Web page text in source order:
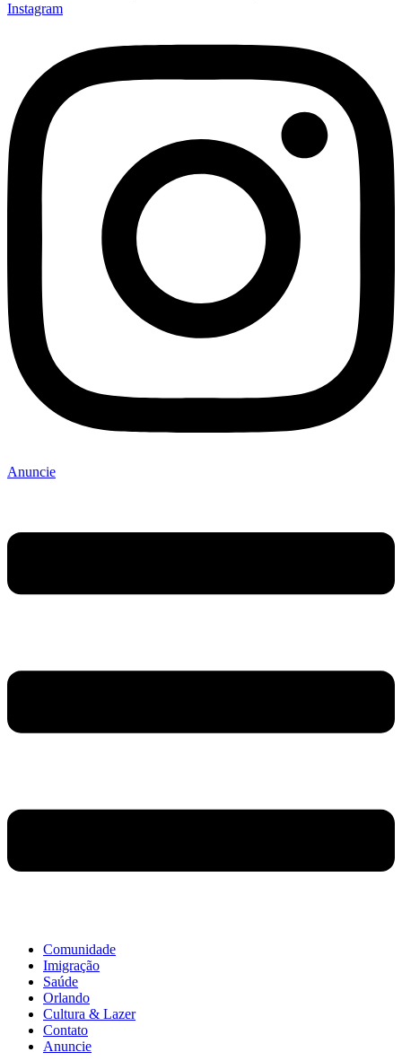
Instagram
Anuncie
Comunidade
Imigração
Saúde
Orlando
Cultura & Lazer
Contato
Anuncie